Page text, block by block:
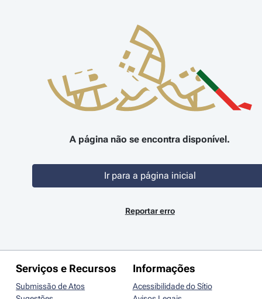
A página não se encontra disponível.
Ir para a página inicial
Reportar erro
Serviços e Recursos
Submissão de Atos
Informações
Acessibilidade do Sítio